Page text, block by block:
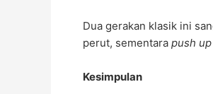
Dua gerakan klasik ini
perut, sementara push up
Kesimpulan